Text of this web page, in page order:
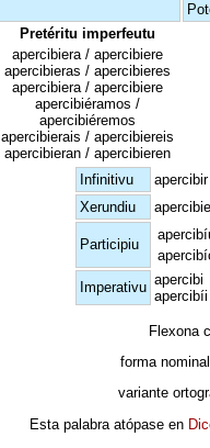
Pretéritu imperfeutu
apercibiera / apercibiere
apercibieras / apercibieres
apercibiera / apercibiere
apercibiéramos /
apercibiéremos
apercibierais / apercibiereis
apercibieran / apercibieren
Infinitivu
apercibir
Xerundiu
Participiu
Imperativu apercibi
apercibíi
Flexona
forma
variante
Esta palabra atópase en